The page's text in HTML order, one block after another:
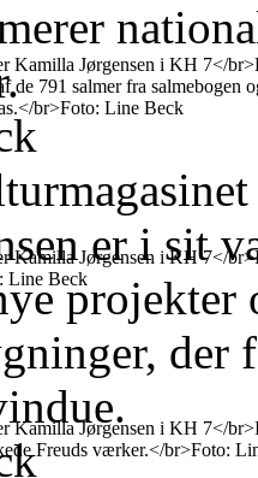
er i sit
projekter
der